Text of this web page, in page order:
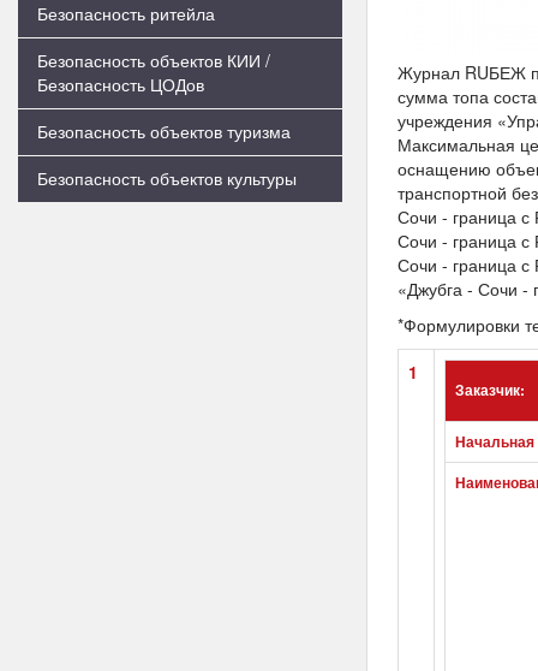
Безопасность ритейла
Безопасность объектов КИИ /
Безопасность ЦОДов
Безопасность объектов туризма
Безопасность объектов культуры
Журнал RUБЕЖ
сумма топа
учреждения
Максимальная
оснащению
транспортной
Сочи - граница с
Сочи - граница с
Сочи - граница с
«Джубга - Сочи -
*Формулировки
1
Заказчик:
Начальная